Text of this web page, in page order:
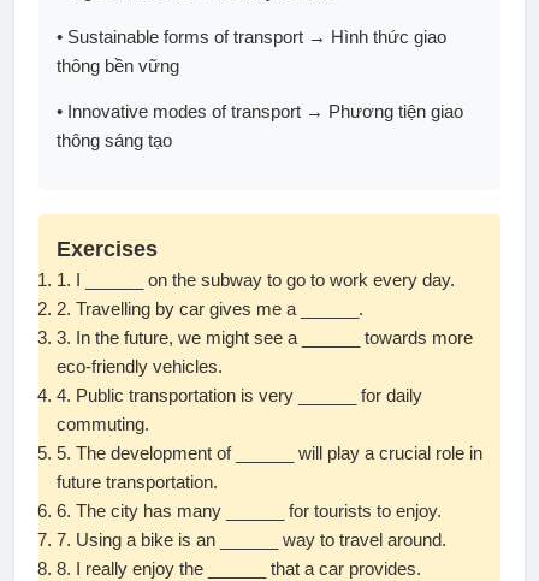
• Sustainable forms of transport → Hình thức giao
thông bền vững
• Innovative modes of transport → Phương tiện giao
thông sáng tạo
Exercises
1. I ______ on the subway to go to work every day.
2. Travelling by car gives me a ______.
3. In the future, we might see a ______ towards more
eco-friendly vehicles.
4. Public transportation is very ______ for daily
commuting.
5. The development of ______ will play a crucial role in
future transportation.
6. The city has many ______ for tourists to enjoy.
7. Using a bike is an ______ way to travel around.
8. I really enjoy the ______ that a car provides.